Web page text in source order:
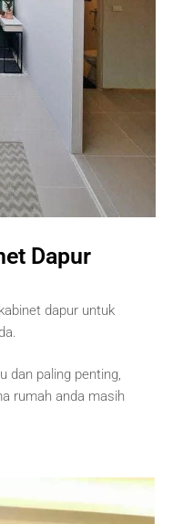
Dapur
dapur untuk
dan paling penting,
rumah anda masih